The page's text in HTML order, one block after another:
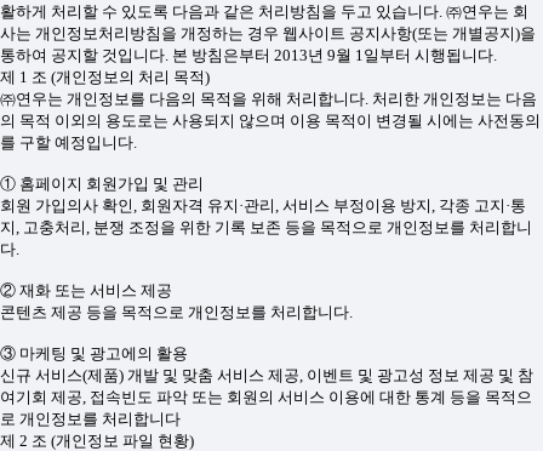
활하게 처리할 수 있도록 다음과 같은 처리방침을 두고 있습니다. ㈜연우는 회
사는 개인정보처리방침을 개정하는 경우 웹사이트 공지사항(또는 개별공지)을
통하여 공지할 것입니다. 본 방침은부터 2013년 9월 1일부터 시행됩니다.
제 1 조 (개인정보의 처리 목적)
㈜연우는 개인정보를 다음의 목적을 위해 처리합니다. 처리한 개인정보는 다음
의 목적 이외의 용도로는 사용되지 않으며 이용 목적이 변경될 시에는 사전동의
를 구할 예정입니다.
① 홈페이지 회원가입 및 관리
회원 가입의사 확인, 회원자격 유지·관리, 서비스 부정이용 방지, 각종 고지·통
지, 고충처리, 분쟁 조정을 위한 기록 보존 등을 목적으로 개인정보를 처리합니
다.
② 재화 또는 서비스 제공
콘텐츠 제공 등을 목적으로 개인정보를 처리합니다.
③ 마케팅 및 광고에의 활용
신규 서비스(제품) 개발 및 맞춤 서비스 제공, 이벤트 및 광고성 정보 제공 및 참
여기회 제공, 접속빈도 파악 또는 회원의 서비스 이용에 대한 통계 등을 목적으
로 개인정보를 처리합니다
제 2 조 (개인정보 파일 현황)